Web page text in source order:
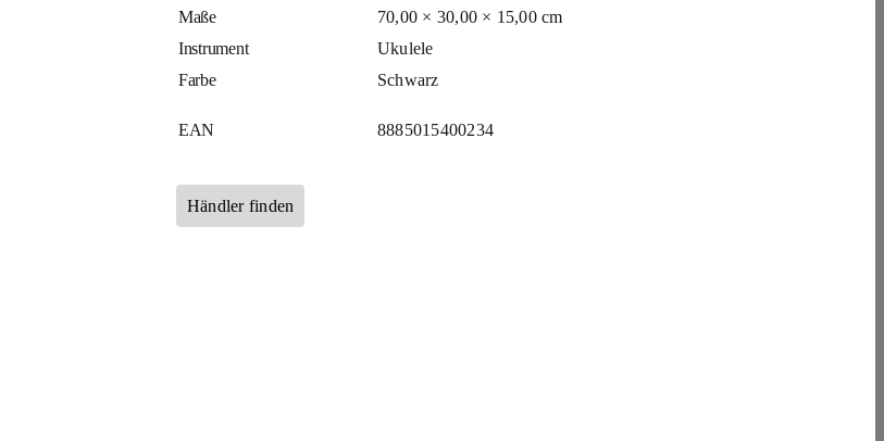
Maße
70,00 × 30,00 × 15,00 cm
Instrument
Ukulele
Farbe
Schwarz
EAN 8885015400234
Händler finden